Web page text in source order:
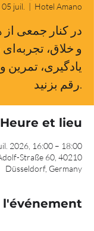
juil.
  |
Hotel Amano
در کنار جمعی
و خلاق،
یادگیری،
رقم بزنید.
Heure et lieu
2026, 16:00 – 18:00
Straße 60, 40210
Düsseldorf, Germany
l'événement